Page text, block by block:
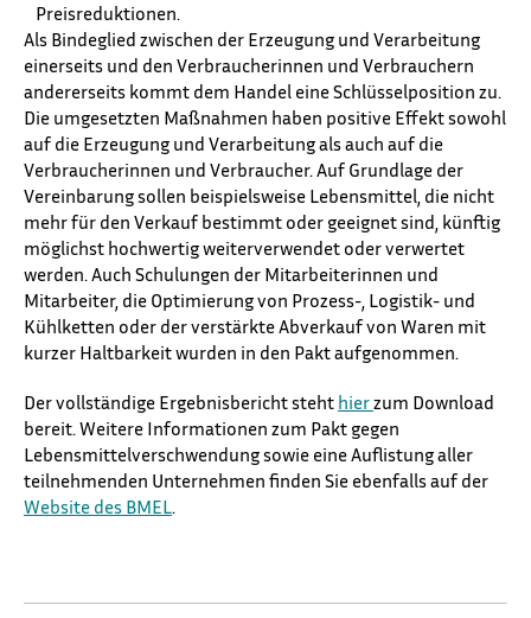
Preisreduktionen.
Als Bindeglied zwischen der Erzeugung und Verarbeitung
einerseits und den Verbraucherinnen und Verbrauchern
andererseits kommt dem Handel eine Schlüsselposition zu.
Die umgesetzten Maßnahmen haben positive Effekt sowohl
auf die Erzeugung und Verarbeitung als auch auf die
Verbraucherinnen und Verbraucher. Auf Grundlage der
Vereinbarung sollen beispielsweise Lebensmittel, die nicht
mehr für den Verkauf bestimmt oder geeignet sind, künftig
möglichst hochwertig weiterverwendet oder verwertet
werden. Auch Schulungen der Mitarbeiterinnen und
Mitarbeiter, die Optimierung von Prozess-, Logistik- und
Kühlketten oder der verstärkte Abverkauf von Waren mit
kurzer Haltbarkeit wurden in den Pakt aufgenommen.
Der vollständige Ergebnisbericht steht hierzum Download
bereit. Weitere Informationen zum Pakt gegen
Lebensmittelverschwendung sowie eine Auflistung aller
teilnehmenden Unternehmen finden Sie ebenfalls auf der
Website des BMEL.